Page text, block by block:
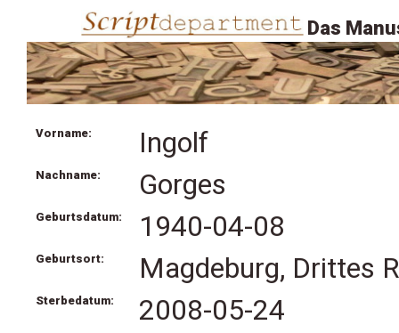
Das
Vorname: Ingolf
Nachname: Gorges
Geburtsdatum: 1940-04-08
Geburtsort: Magdeburg, Drittes
Sterbedatum: 2008-05-24